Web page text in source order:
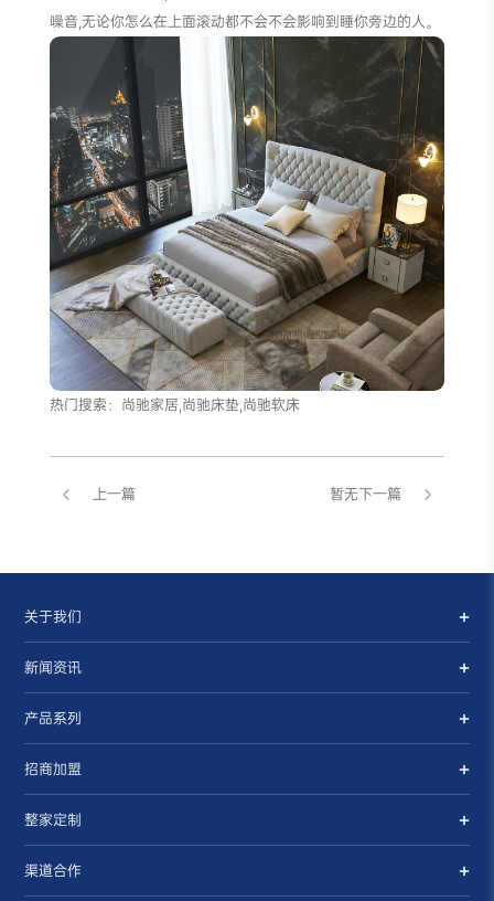
噪音,无论你怎么在上面滚动都不会不会影响到睡你旁边的人。
热门搜索：尚驰家居,尚驰床垫,尚驰软床
上一篇 暂无下一篇
关于我们
新闻资讯
产品系列
招商加盟
整家定制
渠道合作